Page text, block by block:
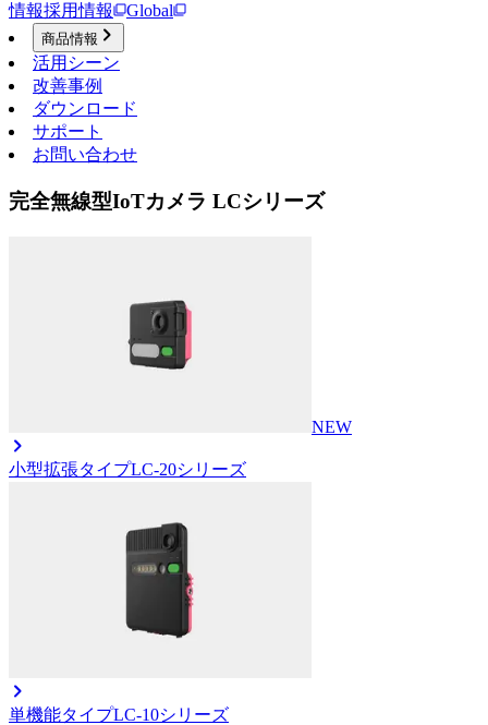
情報採用情報 Global
商品情報
活用シーン
改善事例
ダウンロード
サポート
お問い合わせ
完全無線型IoTカメラ LCシリーズ
NEW
小型拡張タイプLC-20シリーズ
単機能タイプLC-10シリーズ